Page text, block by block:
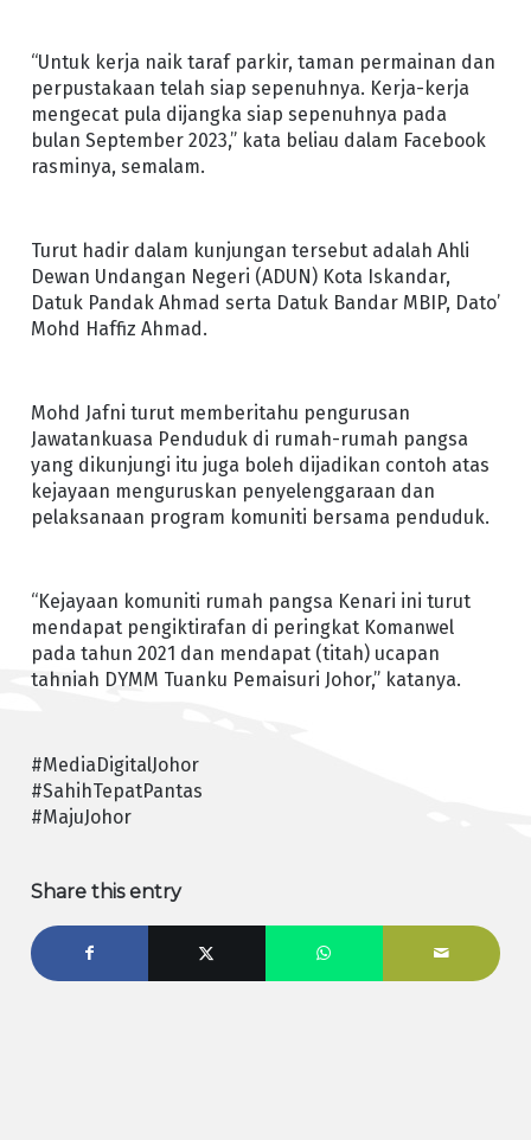
“Untuk kerja naik taraf parkir, taman permainan dan
perpustakaan telah siap sepenuhnya. Kerja-kerja
mengecat pula dijangka siap sepenuhnya pada
bulan September 2023,” kata beliau dalam Facebook
rasminya, semalam.
Turut hadir dalam kunjungan tersebut adalah Ahli
Dewan Undangan Negeri (ADUN) Kota Iskandar,
Datuk Pandak Ahmad serta Datuk Bandar MBIP, Dato’
Mohd Haffiz Ahmad.
Mohd Jafni turut memberitahu pengurusan
Jawatankuasa Penduduk di rumah-rumah pangsa
yang dikunjungi itu juga boleh dijadikan contoh atas
kejayaan menguruskan penyelenggaraan dan
pelaksanaan program komuniti bersama penduduk.
“Kejayaan komuniti rumah pangsa Kenari ini turut
mendapat pengiktirafan di peringkat Komanwel
pada tahun 2021 dan mendapat (titah) ucapan
tahniah DYMM Tuanku Pemaisuri Johor,” katanya.
#MediaDigitalJohor
#SahihTepatPantas
#MajuJohor
Share this entry